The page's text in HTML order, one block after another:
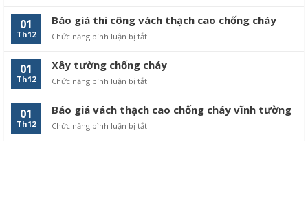
giá
vách
cháy
01
Th12
Báo giá thi công vách thạch cao chống cháy
Chức năng bình luận bị tắt
giá
thi
thạch
01
Th12
Xây tường chống cháy
Chức năng bình luận bị tắt
chống
01
Th12
Báo giá vách thạch cao chống cháy vĩnh tường
Chức năng bình luận bị tắt